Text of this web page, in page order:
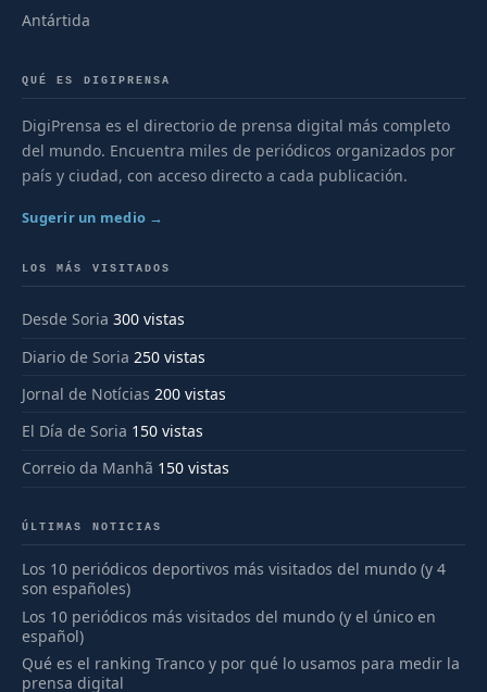
Antártida
QUÉ ES DIGIPRENSA
DigiPrensa es el directorio de prensa digital más completo
del mundo. Encuentra miles de periódicos organizados por
país y ciudad, con acceso directo a cada publicación.
Sugerir un medio →
LOS MÁS VISITADOS
Desde Soria 300 vistas
Diario de Soria 250 vistas
Jornal de Notícias 200 vistas
El Día de Soria 150 vistas
Correio da Manhã 150 vistas
ÚLTIMAS NOTICIAS
Los 10 periódicos deportivos más visitados del mundo (y 4
son españoles)
Los 10 periódicos más visitados del mundo (y el único en
español)
Qué es el ranking Tranco y por qué lo usamos para medir la
prensa digital